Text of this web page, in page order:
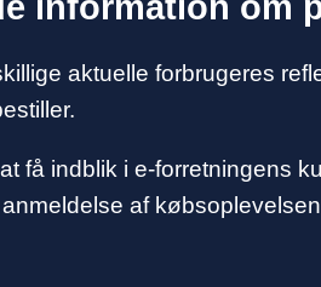
aktuelle forbrugeres
få indblik i e-forretningens
af